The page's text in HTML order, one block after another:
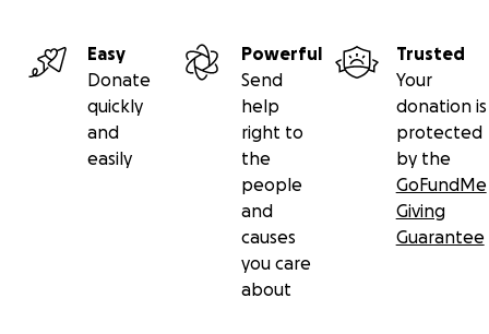
Easy
Donate
quickly
and
easily
Powerful
Send
help
right to
the
people
and
causes
you care
about
Trusted
Your
donation is
protected
by the
GoFundMe
Giving
Guarantee